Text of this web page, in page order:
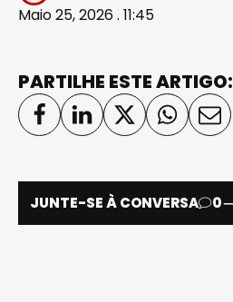
Maio 25, 2026 . 11:45
PARTILHE ESTE ARTIGO:
JUNTE-SE À CONVERSA 0